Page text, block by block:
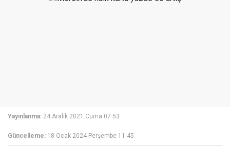
Yayınlanma: 24 Aralık 2021 Cuma 07:53
Güncelleme: 18 Ocak 2024 Perşembe 11:45